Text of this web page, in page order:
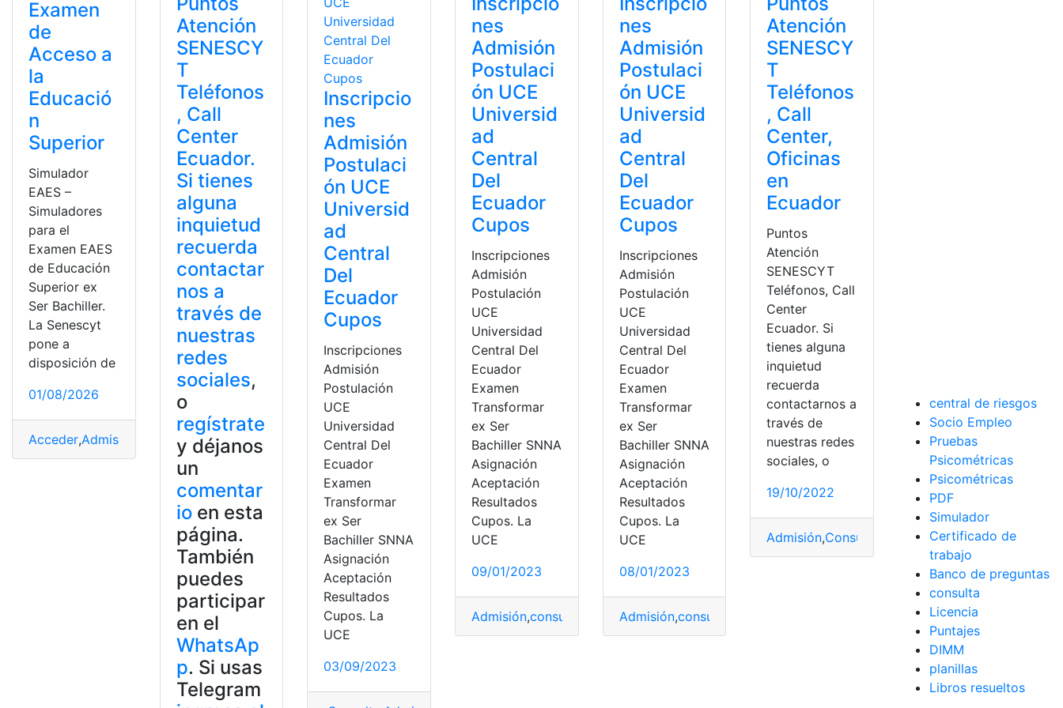
Examen
de
Acceso a
la
Educació
n
Superior
Simulador
EAES –
Simuladores
para el
Examen EAES
de Educación
Superior ex
Ser Bachiller.
La Senescyt
pone a
disposición de
01/08/2026
Acceder,Admisión consulta EAES,Ecuador Educación,Educación Superior Senescyt top2
Atención
SENESCY
T
Teléfonos
, Call
Center
Ecuador.
Si tienes
alguna
inquietud
recuerda
contactar
nos a
través de
nuestras
redes
sociales,
o
regístrate
y déjanos
un
comentar
ioen esta
página.
También
puedes
participar
en el
WhatsAp
p. Si usas
Telegram
Inscripcio
nes
Admisión
Postulaci
ón UCE
Universid
ad
Central
Del
Ecuador
Cupos
Inscripciones
Admisión
Postulación
UCE
Universidad
Central Del
Ecuador
Examen
Transformar
ex Ser
Bachiller SNNA
Asignación
Aceptación
Resultados
Cupos. La
UCE
03/09/2023
nes
Admisión
Postulaci
ón UCE
Universid
ad
Central
Del
Ecuador
Cupos
Inscripciones
Admisión
Postulación
UCE
Universidad
Central Del
Ecuador
Examen
Transformar
ex Ser
Bachiller SNNA
Asignación
Aceptación
Resultados
Cupos. La
UCE
09/01/2023
Admisión,consulta Ecuador,UCE
nes
Admisión
Postulaci
ón UCE
Universid
ad
Central
Del
Ecuador
Cupos
Inscripciones
Admisión
Postulación
UCE
Universidad
Central Del
Ecuador
Examen
Transformar
ex Ser
Bachiller SNNA
Asignación
Aceptación
Resultados
Cupos. La
UCE
08/01/2023
Admisión,consulta
Atención
SENESCY
T
Teléfonos
, Call
Center,
Oficinas
en
Ecuador
Puntos
Atención
SENESCYT
Teléfonos, Call
Center
Ecuador. Si
tienes alguna
inquietud
recuerda
contactarnos a
través de
nuestras redes
sociales, o
19/10/2022
Admisión,Consultas Consultas Online,Ecuador
central de riesgos
Socio Empleo
Pruebas
Psicométricas
Psicométricas
PDF
Simulador
Certificado de
trabajo
Banco de preguntas
consulta
Licencia
Puntajes
DIMM
planillas
Libros resueltos